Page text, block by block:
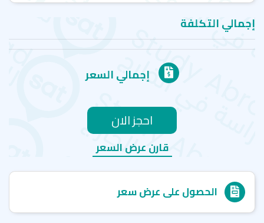
إجمالي التكلفة
إجمالي السعر
احجز الان
قارن عرض السعر
الحصول على عرض سعر